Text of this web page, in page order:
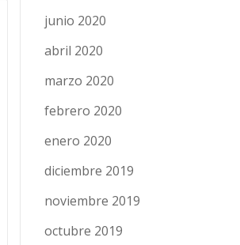
junio 2020
abril 2020
marzo 2020
febrero 2020
enero 2020
diciembre 2019
noviembre 2019
octubre 2019